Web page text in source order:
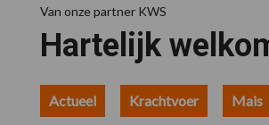
Van onze partner KWS
Hartelijk
Actueel Krachtvoer Mais